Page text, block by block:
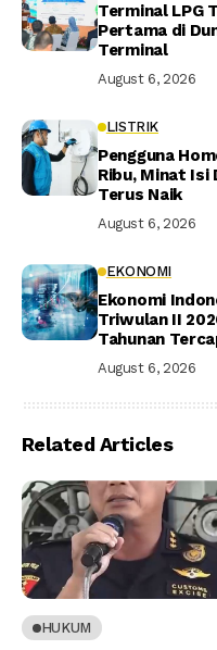
Terminal LPG
Pertama di
Terminal
August 6, 2026
LISTRIK
Pengguna
Ribu, Minat Isi
Terus Naik
August 6, 2026
EKONOMI
Ekonomi
Triwulan II
Tahunan
August 6, 2026
Related Articles
HUKUM